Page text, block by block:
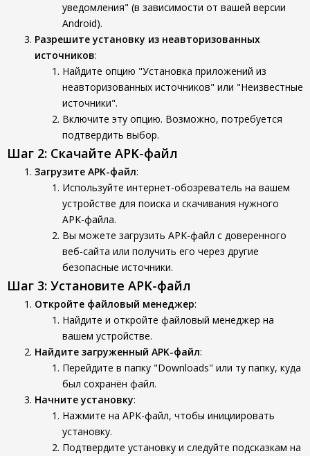
уведомления" (в зависимости от вашей версии
Android).
Разрешите установку из неавторизованных
источников:
Найдите опцию "Установка приложений из
неавторизованных источников" или "Неизвестные
источники".
Включите эту опцию. Возможно, потребуется
подтвердить выбор.
Шаг 2: Скачайте APK-файл
Загрузите APK-файл:
Используйте интернет-обозреватель на вашем
устройстве для поиска и скачивания нужного
APK-файла.
Вы можете загрузить APK-файл с доверенного
веб-сайта или получить его через другие
безопасные источники.
Шаг 3: Установите APK-файл
Откройте файловый менеджер:
Найдите и откройте файловый менеджер на
вашем устройстве.
Найдите загруженный APK-файл:
Перейдите в папку "Downloads" или ту папку, куда
был сохранён файл.
Начните установку:
Нажмите на APK-файл, чтобы инициировать
установку.
Подтвердите установку и следуйте подсказкам на